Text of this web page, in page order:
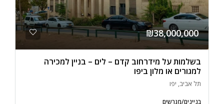
₪38,000,000
בשלמות על מידרחוב קדם – לים – בניין למכירה
למגורים או מלון ביפו
תל אביב, יפו
בניינים/מגרשים